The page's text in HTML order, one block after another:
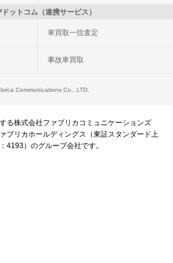
ットコム（連携サービス）
車買取一括査定
事故車買取
Communications Co., LTD.
る株式会社ファブリカコミュニケーションズ
ブリカホールディングス（東証スタンダード上
）のグループ会社です。